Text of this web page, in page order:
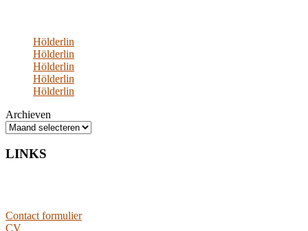
Hölderlin
Hölderlin
Hölderlin
Hölderlin
Hölderlin
Archieven
LINKS
Contact formulier
CV